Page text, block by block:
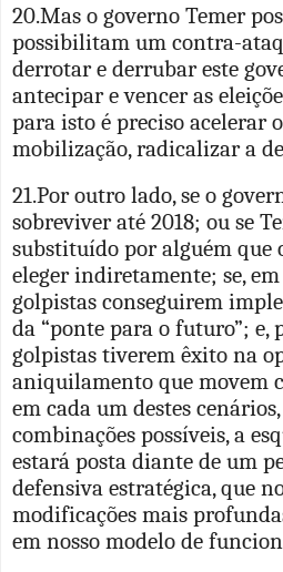
20.Mas o governo Temer
possibilitam um contra-
derrotar e derrubar este
antecipar e vencer as
para isto é preciso acelerar
mobilização, radicalizar a
21.Por outro lado, se o
sobreviver até 2018; ou se
substituído por alguém que
eleger indiretamente; se,
golpistas conseguirem
da “ponte para o futuro”; e,
golpistas tiverem êxito na
aniquilamento que movem
em cada um destes
combinações possíveis, a
estará posta diante de um
defensiva estratégica, que
modificações mais
em nosso modelo de